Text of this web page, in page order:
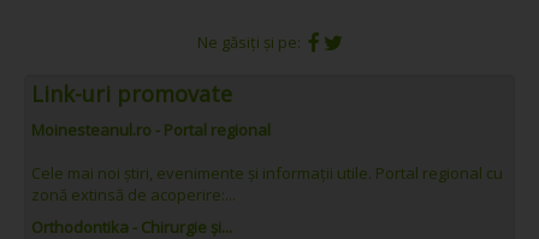
Ne găsiți și pe:
Link-uri promovate
Moinesteanul.ro - Portal regional
Cele mai noi știri, evenimente și informații utile. Portal regional cu
zonă extinsă de acoperire:...
Orthodontika - Chirurgie și...